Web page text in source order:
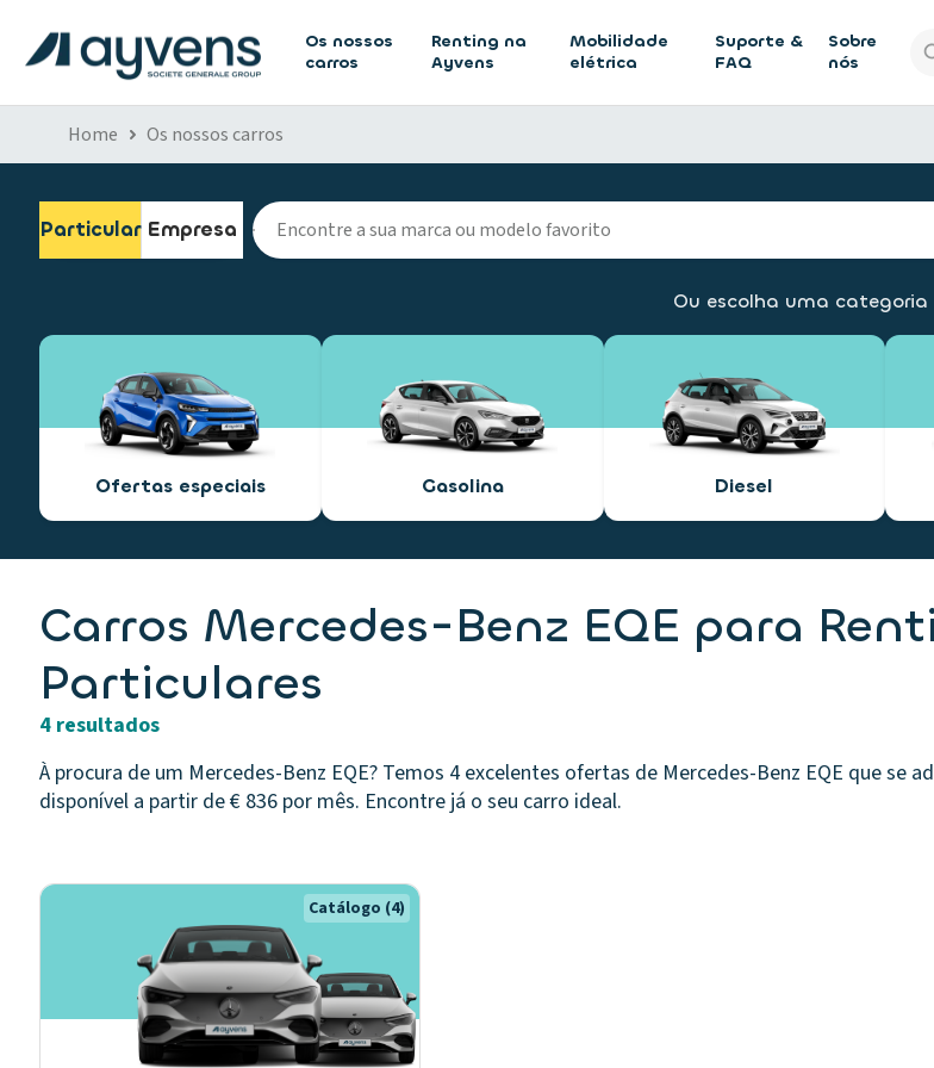
Os nossos
carros
Renting na
Ayvens
Mobilidade
elétrica
Suporte &
FAQ
Sobre
nós
Home Os nossos carros
Particular Empresa
Ou escolha uma categoria
Ofertas especiais Gasolina Diesel
Carros Mercedes-Benz EQE para
Particulares
4 resultados
À procura de um Mercedes-Benz EQE? Temos 4 excelentes ofertas de Mercedes-Benz EQE que
disponível a partir de € 836 por mês. Encontre já o seu carro ideal.
Catálogo (4)